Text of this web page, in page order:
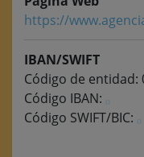
https://
IBAN/SWIFT
Código de entidad:
Código IBAN:
Código SWIFT/BIC: